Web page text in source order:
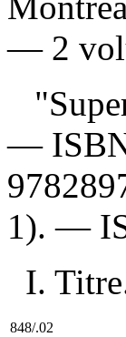
— 2
—
1). —
I.
848/.02